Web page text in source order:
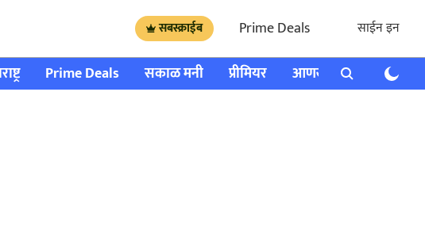
सबस्क्राईब Prime Deals साईन इन
Prime Deals सकाळ मनी प्रीमियर आणखी राशी भविष्य